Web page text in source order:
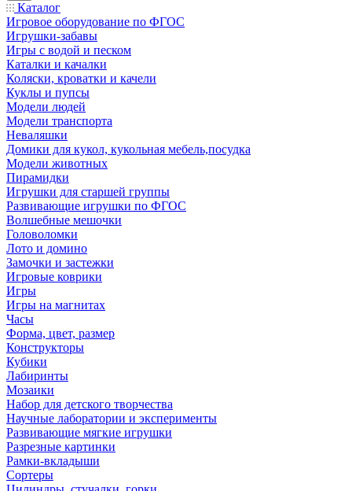
Каталог
Игровое оборудование по ФГОС
Игрушки-забавы
Игры с водой и песком
Каталки и качалки
Коляски, кроватки и качели
Куклы и пупсы
Модели людей
Модели транспорта
Неваляшки
Домики для кукол, кукольная мебель,посудка
Модели животных
Пирамидки
Игрушки для старшей группы
Развивающие игрушки по ФГОС
Волшебные мешочки
Головоломки
Лото и домино
Замочки и застежки
Игровые коврики
Игры
Игры на магнитах
Часы
Форма, цвет, размер
Конструкторы
Кубики
Лабиринты
Мозаики
Набор для детского творчества
Научные лаборатории и эксперименты
Развивающие мягкие игрушки
Разрезные картинки
Рамки-вкладыши
Сортеры